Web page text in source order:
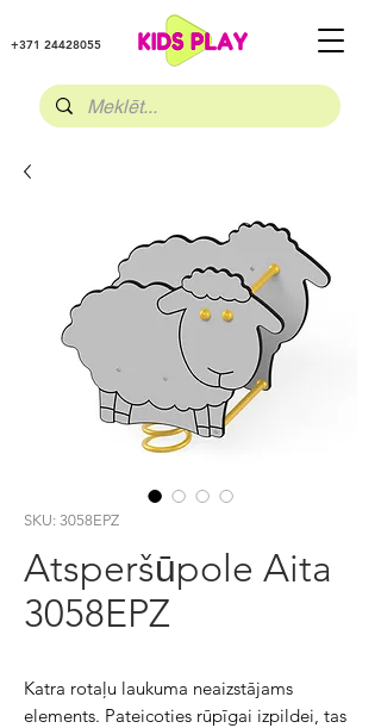
+371 24428055
SKU: 3058EPZ
Atsperšūpole Aita
3058EPZ
Katra rotaļu laukuma neaizstājams
elements. Pateicoties rūpīgai izpildei, tas